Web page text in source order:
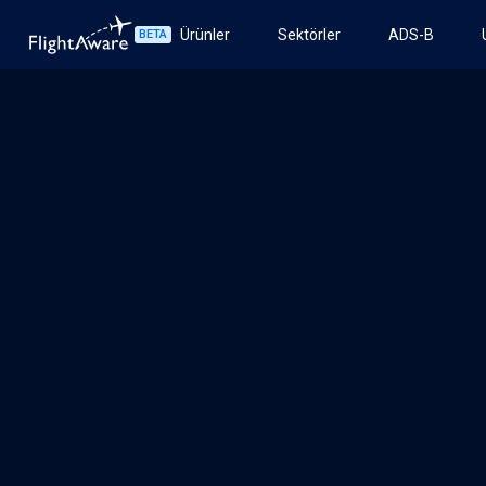
BETA Ürünler Sektörler ADS-B